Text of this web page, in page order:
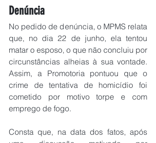
Denúncia
No pedido de denúncia, o MPMS relata
que, no dia 22 de junho, ela tentou
matar o esposo, o que não concluiu por
circunstâncias alheias à sua vontade.
Assim, a Promotoria pontuou que o
crime de tentativa de homicídio foi
cometido por motivo torpe e com
emprego de fogo.
Consta que, na data dos fatos, após